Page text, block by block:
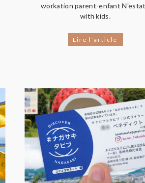
workation parent-enfant
with kids.
Lire l'article